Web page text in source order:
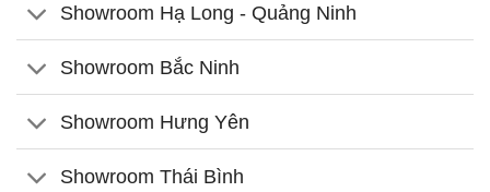
Showroom Hạ Long - Quảng Ninh
Showroom Bắc Ninh
Showroom Hưng Yên
Showroom Thái Bình